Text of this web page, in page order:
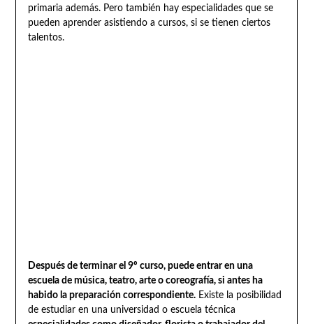
primaria además. Pero también hay especialidades que se
pueden aprender asistiendo a cursos, si se tienen ciertos
talentos.
Después de terminar el 9º curso, puede entrar en una
escuela de música, teatro, arte o coreografía, si antes ha
habido la preparación correspondiente.Existe la posibilidad
de estudiar en una universidad o escuela técnica